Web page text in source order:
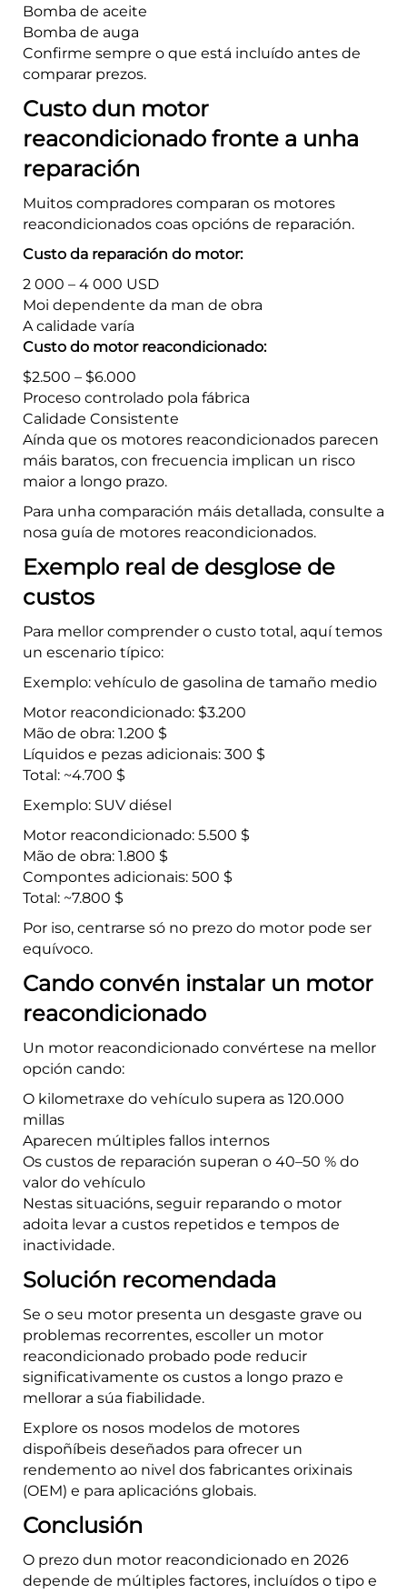
Bomba de aceite
Bomba de auga
Confirme sempre o que está incluído antes de
comparar prezos.
Custo dun motor
reacondicionado fronte a unha
reparación
Muitos compradores comparan os motores
reacondicionados coas opcións de reparación.
Custo da reparación do motor:
2 000 – 4 000 USD
Moi dependente da man de obra
A calidade varía
Custo do motor reacondicionado:
$2.500 – $6.000
Proceso controlado pola fábrica
Calidade Consistente
Aínda que os motores reacondicionados parecen
máis baratos, con frecuencia implican un risco
maior a longo prazo.
Para unha comparación máis detallada, consulte a
nosa guía de motores reacondicionados.
Exemplo real de desglose de
custos
Para mellor comprender o custo total, aquí temos
un escenario típico:
Exemplo: vehículo de gasolina de tamaño medio
Motor reacondicionado: $3.200
Mão de obra: 1.200 $
Líquidos e pezas adicionais: 300 $
Total: ~4.700 $
Exemplo: SUV diésel
Motor reacondicionado: 5.500 $
Mão de obra: 1.800 $
Compontes adicionais: 500 $
Total: ~7.800 $
Por iso, centrarse só no prezo do motor pode ser
equívoco.
Cando convén instalar un motor
reacondicionado
Un motor reacondicionado convértese na mellor
opción cando:
O kilometraxe do vehículo supera as 120.000
millas
Aparecen múltiples fallos internos
Os custos de reparación superan o 40–50 % do
valor do vehículo
Nestas situacións, seguir reparando o motor
adoita levar a custos repetidos e tempos de
inactividade.
Solución recomendada
Se o seu motor presenta un desgaste grave ou
problemas recorrentes, escoller un motor
reacondicionado probado pode reducir
significativamente os custos a longo prazo e
mellorar a súa fiabilidade.
Explore os nosos modelos de motores
dispoñíbeis deseñados para ofrecer un
rendemento ao nivel dos fabricantes orixinais
(OEM) e para aplicacións globais.
Conclusión
O prezo dun motor reacondicionado en 2026
depende de múltiples factores, incluídos o tipo e